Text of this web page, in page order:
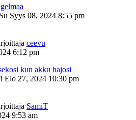
Su Syys 08, 2024 8:55 pm
ceevu
6:12 pm
kun akku hajosi
Elo 27, 2024 10:30 pm
SamiT
9:53 am